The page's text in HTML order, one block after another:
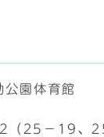
公園体育館
（25－19、